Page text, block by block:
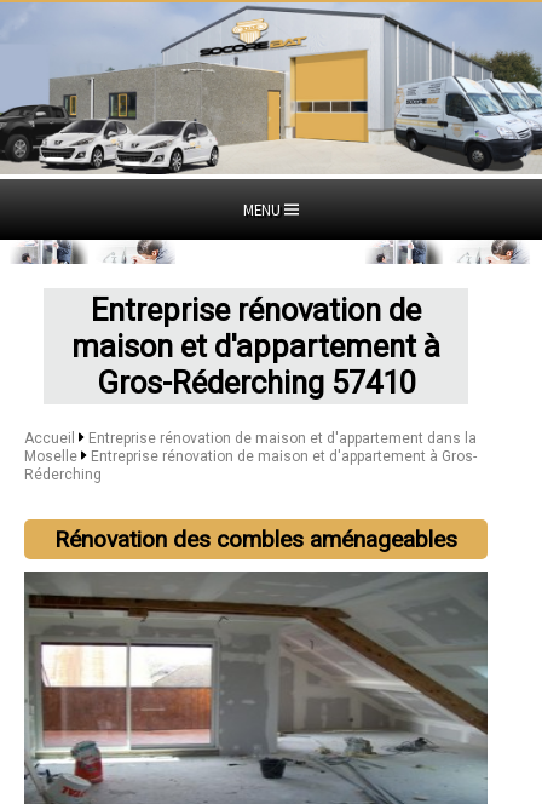
MENU
Entreprise rénovation de
maison et d'appartement à
Gros-Réderching 57410
Accueil
Entreprise rénovation de maison et d'appartement dans la
Moselle
Entreprise rénovation de maison et d'appartement à Gros-
Réderching
Rénovation des combles aménageables